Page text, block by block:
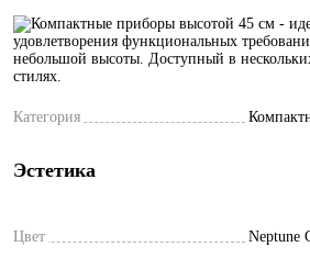
Категория
Эстетика
Цвет Neptune